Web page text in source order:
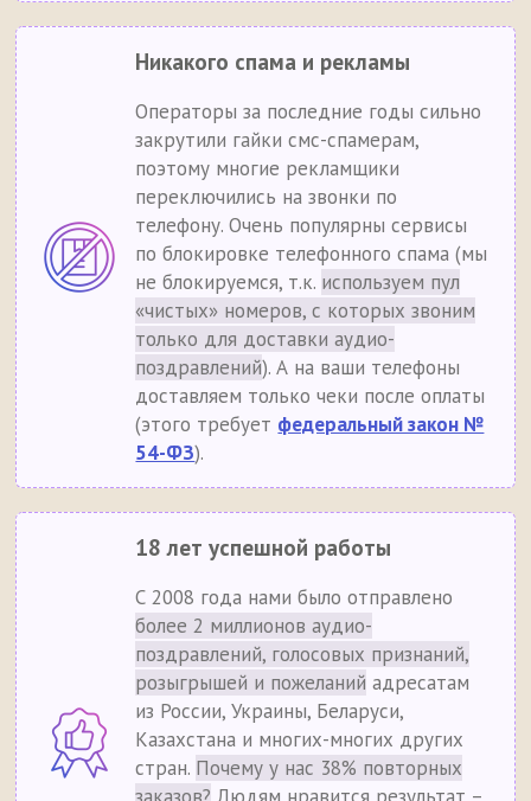
Никакого спама и рекламы
Операторы за последние годы сильно
закрутили гайки смс-спамерам,
поэтому многие рекламщики
переключились на звонки по
телефону. Очень популярны сервисы
по блокировке телефонного спама (мы
не блокируемся, т.к. используем пул
«чистых» номеров, с которых звоним
только для доставки аудио-
поздравлений). А на ваши телефоны
доставляем только чеки после оплаты
(этого требует федеральный закон №
54-ФЗ).
18 лет успешной работы
С 2008 года нами было отправлено
более 2 миллионов аудио-
поздравлений, голосовых признаний,
розыгрышей и пожеланий адресатам
из России, Украины, Беларуси,
Казахстана и многих-многих других
стран. Почему у нас 38% повторных